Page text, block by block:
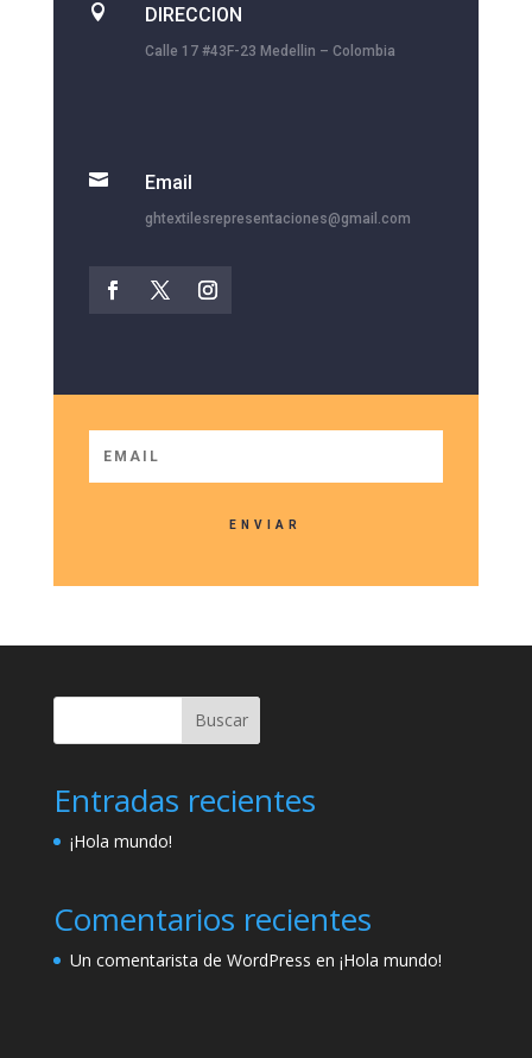
 DIRECCION
Calle 17 #43F-23 Medellin – Colombia
 Email
ghtextilesrepresentaciones@gmail.com
ENVIAR
Buscar
Entradas recientes
¡Hola mundo!
Comentarios recientes
Un comentarista de WordPress en ¡Hola mundo!